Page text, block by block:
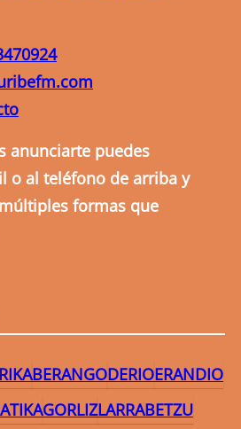
anunciarte puedes
o al teléfono de arriba y
formas que
BERANGODERIOERANDIO
GORLIZLARRABETZU